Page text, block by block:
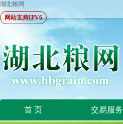
湖北粮网
网站支持IPV6
首 页 交易服务